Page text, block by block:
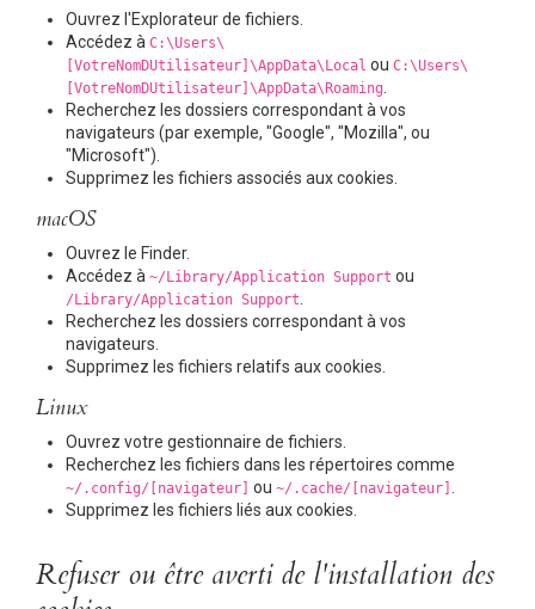
Ouvrez l'Explorateur de fichiers.
Accédez àC:\Users\
[VotreNomDUtilisateur]\AppData\Local ouC:\Users\
[VotreNomDUtilisateur]\AppData\Roaming
Recherchez les dossiers correspondant à vos
navigateurs (par exemple, "Google", "Mozilla", ou
"Microsoft").
Supprimez les fichiers associés aux cookies.
macOS
Ouvrez le Finder.
Accédez à~/Library/Application Support ou
/Library/Application Support
Recherchez les dossiers correspondant à vos
navigateurs.
Supprimez les fichiers relatifs aux cookies.
Linux
Ouvrez votre gestionnaire de fichiers.
Recherchez les fichiers dans les répertoires comme
~/.config/[navigateur] ou~/.cache/[navigateur] .
Supprimez les fichiers liés aux cookies.
Refuser ou être averti de l'installation des